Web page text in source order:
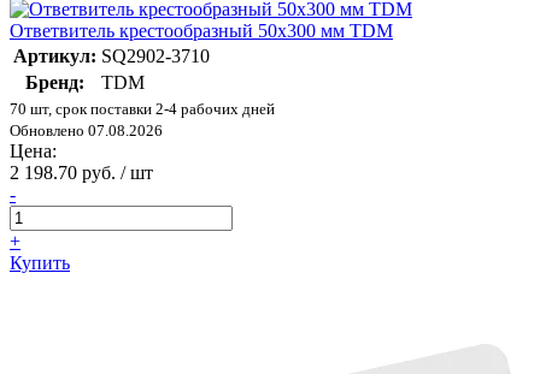
Ответвитель крестообразный 50х300 мм TDM
Артикул: SQ2902-3710
Бренд:
TDM
70 шт, срок поставки 2-4 рабочих дней
Обновлено 07.08.2026
Цена:
2 198.70 руб. / шт
-
+
Купить